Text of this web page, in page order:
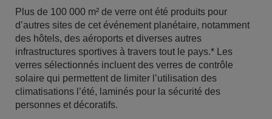
Plus de 100 000 m² de verre ont été produits pour
d’autres sites de cet événement planétaire, notamment
des hôtels, des aéroports et diverses autres
infrastructures sportives à travers tout le pays.* Les
verres sélectionnés incluent des verres de contrôle
solaire qui permettent de limiter l’utilisation des
climatisations l’été, laminés pour la sécurité des
personnes et décoratifs.